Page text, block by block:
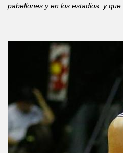
pabellones y en los estadios, y